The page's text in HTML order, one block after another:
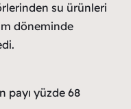
su ürünleri
döneminde
payı yüzde 68